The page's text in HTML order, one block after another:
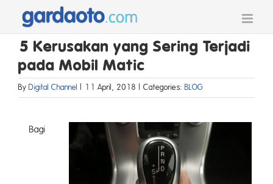
content
5 Kerusakan yang Sering Terjadi
pada Mobil Matic
By Digital Channel | 11 April, 2018 | Categories: BLOG
Bagi